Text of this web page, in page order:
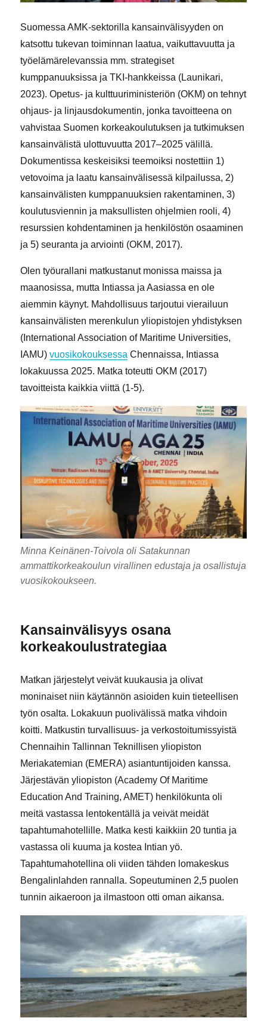
Suomessa AMK-sektorilla kansainvälisyyden on
katsottu tukevan toiminnan laatua, vaikuttavuutta ja
työelämärelevanssia mm. strategiset
kumppanuuksissa ja TKI-hankkeissa (Launikari,
2023). Opetus- ja kulttuuriministeriön (OKM) on tehnyt
ohjaus- ja linjausdokumentin, jonka tavoitteena on
vahvistaa Suomen korkeakoulutuksen ja tutkimuksen
kansainvälistä ulottuvuutta 2017–2025 välillä.
Dokumentissa keskeisiksi teemoiksi nostettiin 1)
vetovoima ja laatu kansainvälisessä kilpailussa, 2)
kansainvälisten kumppanuuksien rakentaminen, 3)
koulutusviennin ja maksullisten ohjelmien rooli, 4)
resurssien kohdentaminen ja henkilöstön osaaminen
ja 5) seuranta ja arviointi (OKM, 2017).
Olen työurallani matkustanut monissa maissa ja
maanosissa, mutta Intiassa ja Aasiassa en ole
aiemmin käynyt. Mahdollisuus tarjoutui vierailuun
kansainvälisten merenkulun yliopistojen yhdistyksen
(International Association of Maritime Universities,
IAMU)vuosikokouksessa Chennaissa, Intiassa
lokakuussa 2025. Matka toteutti OKM (2017)
tavoitteista kaikkia viittä (1-5).
Minna Keinänen-Toivola oli Satakunnan
ammattikorkeakoulun virallinen edustaja ja osallistuja
vuosikokoukseen.
Kansainvälisyys osana
korkeakoulustrategiaa
Matkan järjestelyt veivät kuukausia ja olivat
moninaiset niin käytännön asioiden kuin tieteellisen
työn osalta. Lokakuun puolivälissä matka vihdoin
koitti. Matkustin turvallisuus- ja verkostoitumissyistä
Chennaihin Tallinnan Teknillisen yliopiston
Meriakatemian (EMERA) asiantuntijoiden kanssa.
Järjestävän yliopiston (Academy Of Maritime
Education And Training, AMET) henkilökunta oli
meitä vastassa lentokentällä ja veivät meidät
tapahtumahotellille. Matka kesti kaikkiin 20 tuntia ja
vastassa oli kuuma ja kostea Intian yö.
Tapahtumahotellina oli viiden tähden lomakeskus
Bengalinlahden rannalla. Sopeutuminen 2,5 puolen
tunnin aikaeroon ja ilmastoon otti oman aikansa.